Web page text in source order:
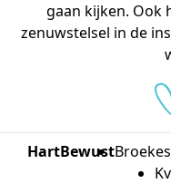
gaan kijken. Ook
zenuwstelsel in de
HartBewust